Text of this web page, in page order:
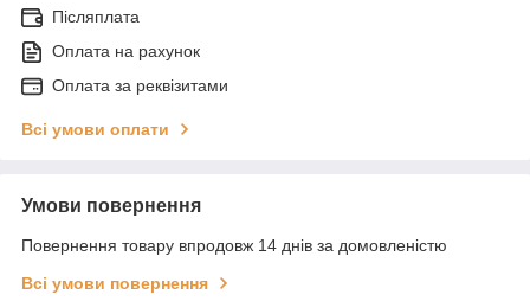
Післяплата
Оплата на рахунок
Оплата за реквізитами
Всі умови оплати
Умови повернення
Повернення товару впродовж 14 днів за домовленістю
Всі умови повернення